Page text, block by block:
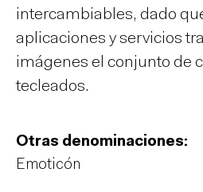
intercambiables, dado
aplicaciones y servicios
imágenes el conjunto de
tecleados.
Otras denominaciones:
Emoticón